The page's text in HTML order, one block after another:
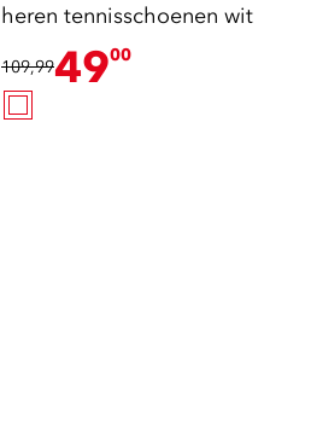
heren tennisschoenen wit
109,994900